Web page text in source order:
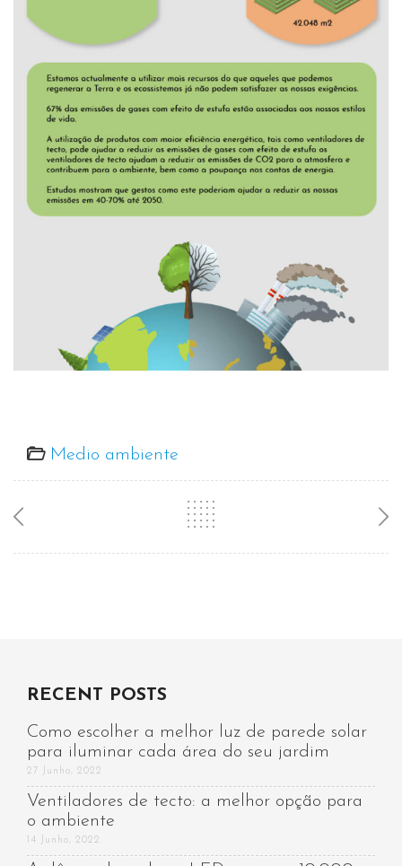
Medio ambiente
RECENT POSTS
Como escolher a melhor luz de parede solar
para iluminar cada área do seu jardim
27 Junho, 2022
Ventiladores de tecto: a melhor opção para
o ambiente
14 Junho, 2022